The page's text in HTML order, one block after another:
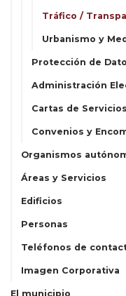
Tráfico /
Urbanismo y
Protección de
Administración
Cartas de
Convenios y
Organismos
Áreas y Servicios
Edificios
Personas
Teléfonos de
Imagen Corporativa
El municipio